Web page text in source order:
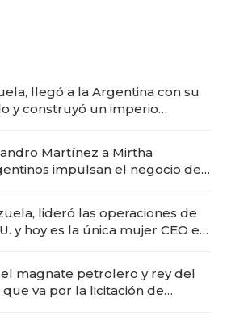
llegó a la Argentina con su
y construyó un imperio
Martínez a Mirtha
impulsan el negocio del
lideró las operaciones de
y hoy es la única mujer CEO en
magnate petrolero y rey del
va por la licitación de